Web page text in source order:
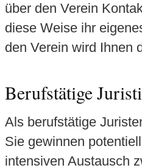
über den Verein
diese Weise ihr
den Verein wird Ihnen
Berufstätige
Als berufstätige
Sie gewinnen
intensiven Austausch